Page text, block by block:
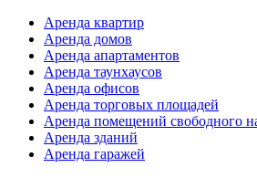
Аренда квартир
Аренда домов
Аренда апартаментов
Аренда таунхаусов
Аренда офисов
Аренда торговых площадей
Аренда помещений свободного
Аренда зданий
Аренда гаражей